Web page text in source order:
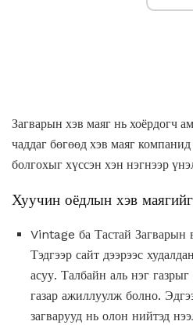
Загварын хэв маяг нь хоёрдогч
чаддаг бөгөөд хэв маяг
болгохыг хүссэн хэн нэгнээр
Хуучин оёдлын хэв
Vintage ба Тастай Загварын
Тэдгээр сайт дээрээс
асуу. Талбайн аль нэг
газар ажиллуулж болно.
загварууд нь олон нийтэд